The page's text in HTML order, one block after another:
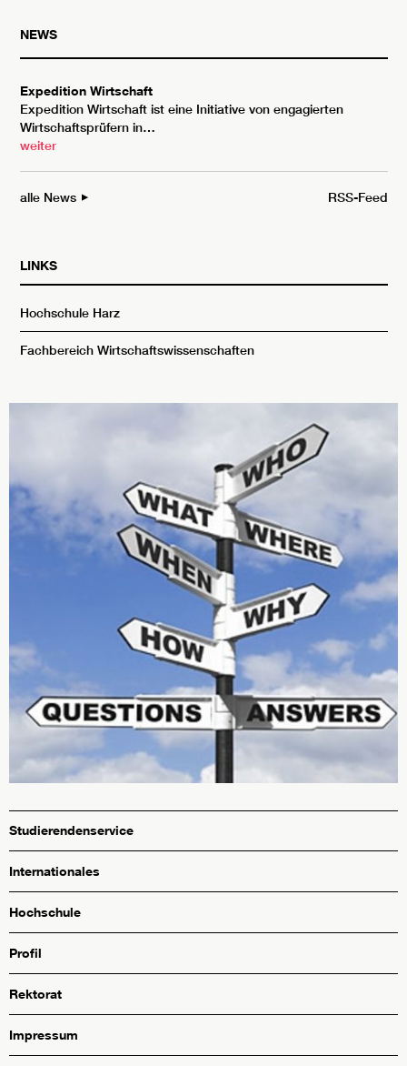
NEWS
Expedition Wirtschaft
Expedition Wirtschaft ist eine Initiative von engagierten
Wirtschaftsprüfern in…
weiter
alle News RSS-Feed
LINKS
Hochschule Harz
Fachbereich Wirtschaftswissenschaften
Studierendenservice
Internationales
Hochschule
Profil
Rektorat
Impressum